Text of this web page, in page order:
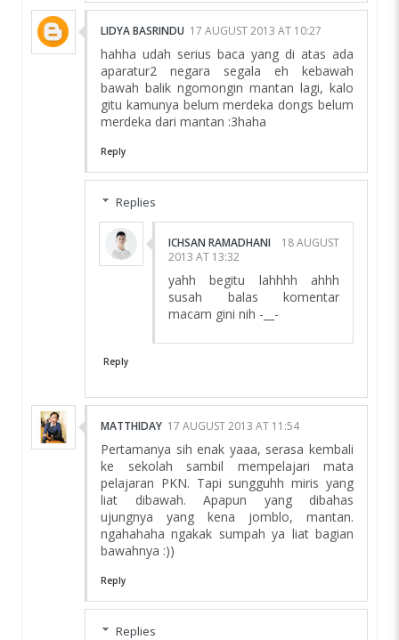
LIDYA BASRINDU 17 AUGUST 2013 AT 10:27
hahha udah serius baca yang di atas ada
aparatur2 negara segala eh kebawah
bawah balik ngomongin mantan lagi, kalo
gitu kamunya belum merdeka dongs belum
merdeka dari mantan :3haha
Reply
Replies
ICHSAN RAMADHANI
18 AUGUST
2013 AT 13:32
yahh begitu lahhhh ahhh
susah balas komentar
macam gini nih -__-
Reply
MATTHIDAY 17 AUGUST 2013 AT 11:54
Pertamanya sih enak yaaa, serasa kembali
ke sekolah sambil mempelajari mata
pelajaran PKN. Tapi sungguhh miris yang
liat dibawah. Apapun yang dibahas
ujungnya yang kena jomblo, mantan.
ngahahaha ngakak sumpah ya liat bagian
bawahnya :))
Reply
Replies